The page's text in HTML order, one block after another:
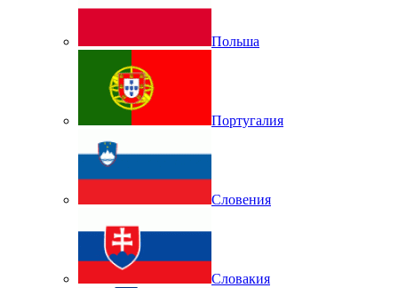
Польша
Португалия
Словения
Словакия